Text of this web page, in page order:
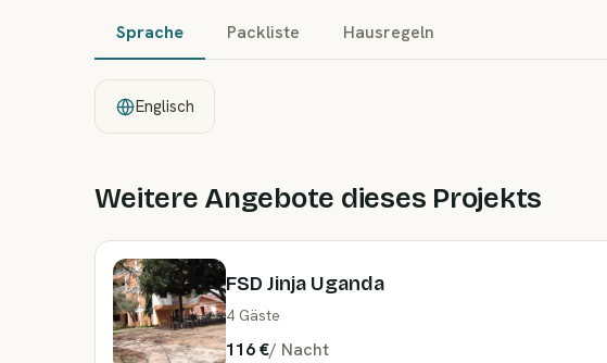
Sprache Packliste Hausregeln
Englisch
Weitere Angebote dieses Projekts
FSD Jinja Uganda
4 Gäste
116 €/ Nacht